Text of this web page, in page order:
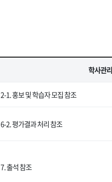
학사관
2-1. 홍보 및 학습자 모집 참조
6-2. 평가결과 처리 참조
7. 출석 참조